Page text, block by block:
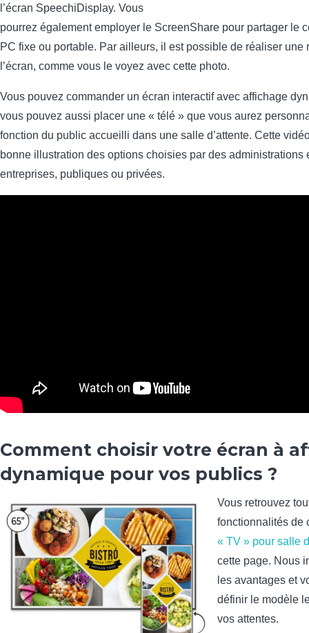
l’écran SpeechiDisplay. Vous
pourrez également employer le ScreenShare pour partager le
PC fixe ou portable. Par ailleurs, il est possible de réaliser une
l’écran, comme vous le voyez avec cette photo.
Vous pouvez commander un écran interactif avec affichage
vous pouvez aussi placer une « télé » que vous aurez
fonction du public accueilli dans une salle d’attente. Cette
bonne illustration des options choisies par des administrations
entreprises, publiques ou privées.
Comment choisir votre écran à
dynamique pour vos publics ?
Vous retrouvez
fonctionnalités de
« TV » pour salle
cette page. Nous
les avantages et
définir le modèle
vos attentes.